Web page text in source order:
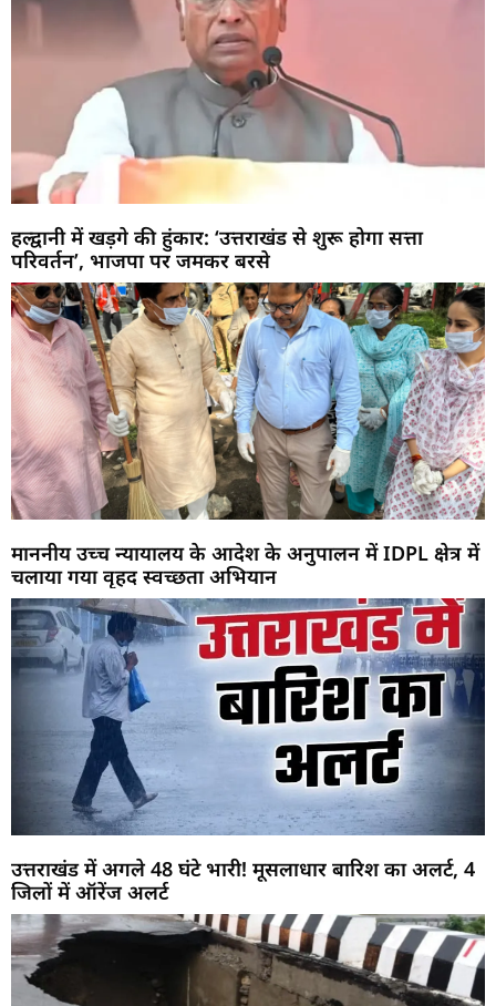
हल्द्वानी में खड़गे की हुंकार: ‘उत्तराखंड से शुरू होगा सत्ता
परिवर्तन’, भाजपा पर जमकर बरसे
माननीय उच्च न्यायालय के आदेश के अनुपालन में IDPL क्षेत्र में
चलाया गया वृहद स्वच्छता अभियान
उत्तराखंड में अगले 48 घंटे भारी! मूसलाधार बारिश का अलर्ट, 4
जिलों में ऑरेंज अलर्ट